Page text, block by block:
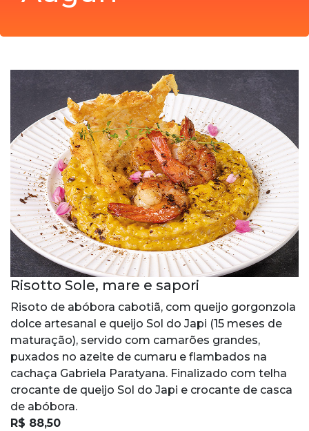
Risotto Sole, mare e sapori
Risoto de abóbora cabotiã, com queijo gorgonzola
dolce artesanal e queijo Sol do Japi (15 meses de
maturação), servido com camarões grandes,
puxados no azeite de cumaru e flambados na
cachaça Gabriela Paratyana. Finalizado com telha
crocante de queijo Sol do Japi e crocante de casca
de abóbora.
R$ 88,50